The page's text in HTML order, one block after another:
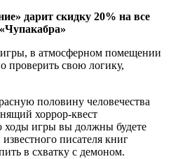
дарит скидку 20% на все
в атмосферном помещении
проверить свою логику,
половину человечества
хоррор-квест
ходы игры вы должны будете
писателя книг
в схватку с демоном.